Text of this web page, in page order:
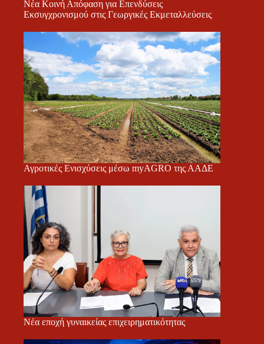
Νέα Κοινή Απόφαση για Επενδύσεις
Εκσυγχρονισμού στις Γεωργικές Εκμεταλλεύσεις
Αγροτικές Ενισχύσεις μέσω myAGRO της ΑΑΔΕ
Νέα εποχή γυναικείας επιχειρηματικότητας